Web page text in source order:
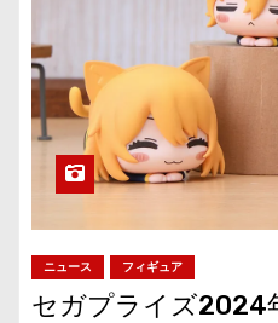
ニュース フィギュア
セガプライズ2024